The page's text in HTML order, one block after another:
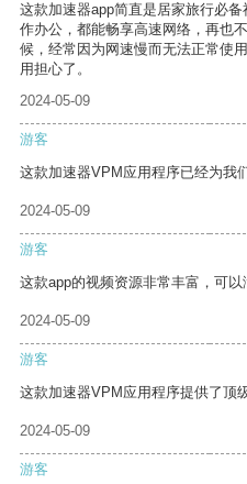
这款加速器app简直是居家旅行必
作办公，都能畅享高速网络，再也
候，经常因为网速慢而无法正常使
用担心了。
2024-05-09
游客
这款加速器VPM应用程序已经为我
2024-05-09
游客
这款app的视频资源非常丰富，可以
2024-05-09
游客
这款加速器VPM应用程序提供了顶
2024-05-09
游客